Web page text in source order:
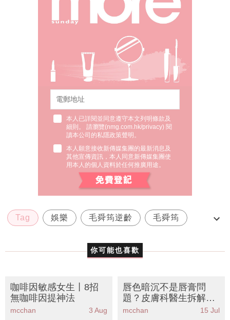
細則。 請瀏覽(nmg.com.hk/privacy) 閱
讀本公司的私隱政策聲明。
其他宣傳資訊，本人同意新傳媒集團使
用本人的個人資料於任何推廣用途。
Tag 娛樂 毛舜筠逆齡 毛舜筠
你可能也喜歡
咖啡因敏感女生丨8招
無咖啡因提神法
mcchan
唇色暗沉不是唇膏問
題？皮膚科醫生拆解8
大天然方法告別「中毒
唇」丨附循環差女生必
mcchan 15 Jul